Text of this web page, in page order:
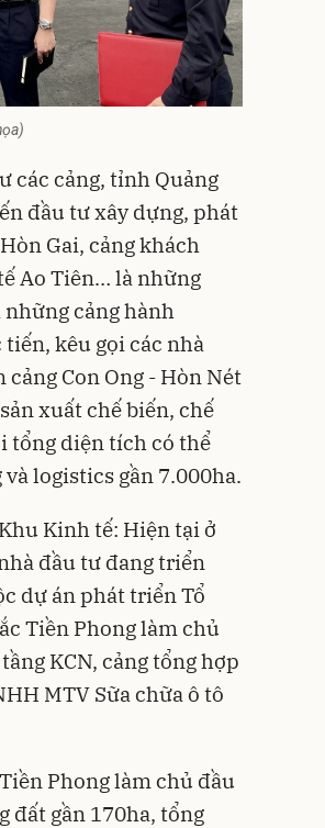
các cảng, tỉnh Quảng
đầu tư xây dựng, phát
Gai, cảng khách
Ao Tiên… là những
cảng hành
kêu gọi các nhà
Con Ong - Hòn Nét
xuất chế biến, chế
tổng diện tích có thể
logistics gần 7.000ha.
Kinh tế: Hiện tại ở
đầu tư đang triển
dự án phát triển Tổ
Tiền Phong làm chủ
KCN, cảng tổng hợp
MTV Sữa chữa ô tô
Phong làm chủ đầu
đất gần 170ha, tổng